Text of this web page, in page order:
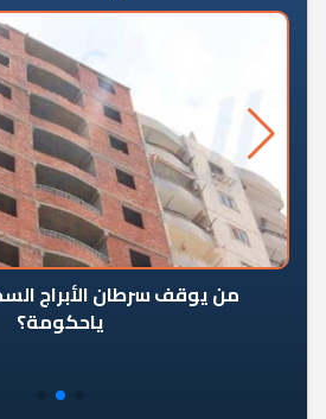
من يوقف سرطان الأبراج
ياحكومة؟